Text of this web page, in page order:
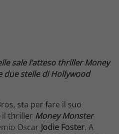
sale l’atteso thriller Money
stelle di Hollywood
sta per fare il suo
il thriller Money Monster
Oscar Jodie Foster. A